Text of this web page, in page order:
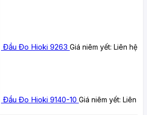
Đầu Đo Hioki 9263 Giá niêm yết: Liên hệ
Đầu Đo Hioki 9140-10 Giá niêm yết: Liên